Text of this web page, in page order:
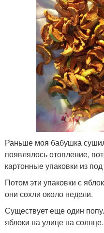
Раньше моя бабушка
появлялось отопление,
картонные упаковки из
Потом эти упаковки с
они сохли около недели.
Существует еще один
яблоки на улице на солнце.